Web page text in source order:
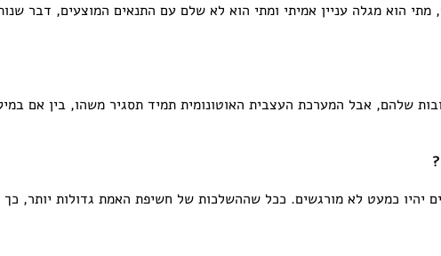
הוא מגלה עניין אמיתי ומתי הוא לא שלם עם התנאים המוצעים, דבר
שלהם, אבל המערכת העצבית האוטונומית תמיד תסגיר משהו, בין אם
יהיו כמעט לא מורגשים. ככל שההשלכות של חשיפת האמת גדולות יותר, כך